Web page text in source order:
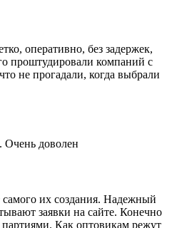
оперативно, без задержек,
проштудировали компаний с
не прогадали, когда выбрали
доволен
их создания. Надежный
заявки на сайте. Конечно
Как оптовикам режут